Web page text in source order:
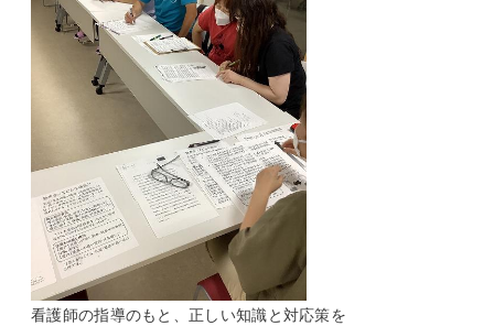
看護師の指導のもと、正しい知識と対応策を